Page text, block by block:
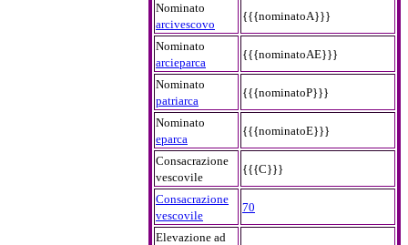
Nominato
arcivescovo
{{{nominatoA}}}
Nominato
arcieparca
{{{nominatoAE}}}
Nominato
patriarca
{{{nominatoP}}}
Nominato
eparca
{{{nominatoE}}}
Consacrazione
vescovile
{{{C}}}
Consacrazione
vescovile
70
Elevazione ad